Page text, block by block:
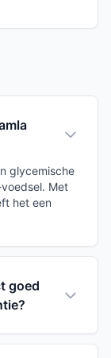
glycemische
Met
het een
goed